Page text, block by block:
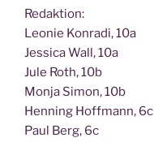
Redak­ti­on:
Leo­nie Kon­ra­di, 10a
Jes­si­ca Wall, 10a
Jule Roth, 10b
Mon­ja Simon, 10b
Hen­ning Hoff­mann, 6c
Paul Berg, 6c